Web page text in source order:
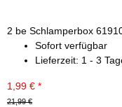
2 be Schlamperbox
Sofort verfügbar
Lieferzeit: 1 - 3
1,99 € *
21,99 €